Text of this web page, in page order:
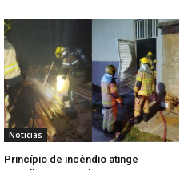
Noticias
Princípio de incêndio atinge